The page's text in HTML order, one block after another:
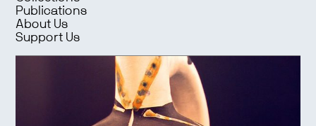
Publications
About Us
Support Us